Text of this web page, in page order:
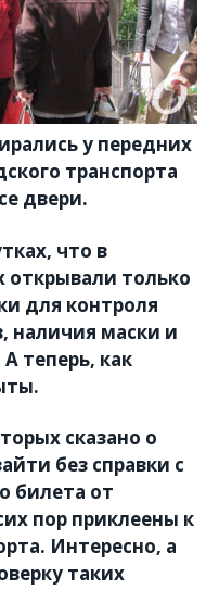
у передних
транспорта
двери.
что в
открывали только
для контроля
наличия маски и
теперь, как
сказано о
без справки с
билета от
пор приклеены к
Интересно, а
таких